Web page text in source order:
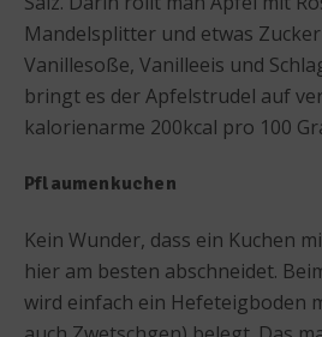
Mandelsplitter und etwas
Vanillesoße, Vanilleeis und
bringt es der Apfelstrudel auf
kalorienarme 200kcal pro 100
Pflaumenkuchen
Kein Wunder, dass ein Kuchen
hier am besten abschneidet.
wird einfach ein Hefeteigboden